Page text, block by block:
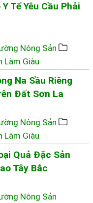
Tế Yêu Cầu Phải
Nông Sản
Làm Giàu
Na Sầu Riêng
Đất Sơn La
Nông Sản
Làm Giàu
Quả Đặc Sản
Tây Bắc
Nông Sản